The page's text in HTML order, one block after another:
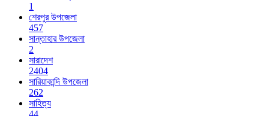
1
শেরপুর উপজেলা
457
সান্তাহার উপজেলা
2
সারাদেশ
2404
সারিয়াকান্দি উপজেলা
262
সাহিত্য